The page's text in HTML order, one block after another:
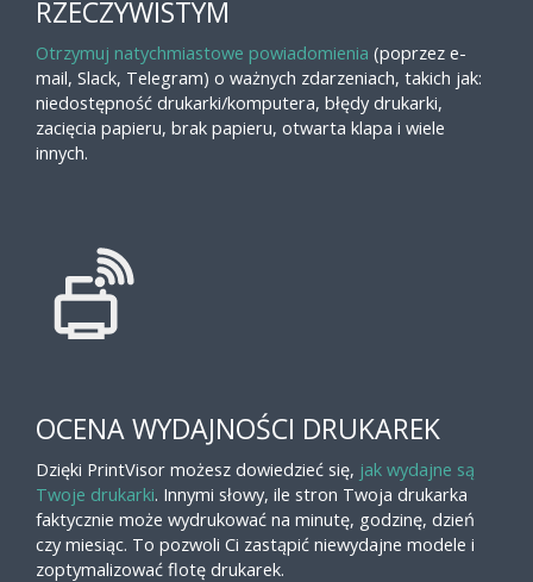
RZECZYWISTYM
Otrzymuj natychmiastowe powiadomienia (poprzez e-
mail, Slack, Telegram) o ważnych zdarzeniach, takich jak:
niedostępność drukarki/komputera, błędy drukarki,
zacięcia papieru, brak papieru, otwarta klapa i wiele
innych.
OCENA WYDAJNOŚCI DRUKAREK
Dzięki PrintVisor możesz dowiedzieć się, jak wydajne są
Twoje drukarki. Innymi słowy, ile stron Twoja drukarka
faktycznie może wydrukować na minutę, godzinę, dzień
czy miesiąc. To pozwoli Ci zastąpić niewydajne modele i
zoptymalizować flotę drukarek.